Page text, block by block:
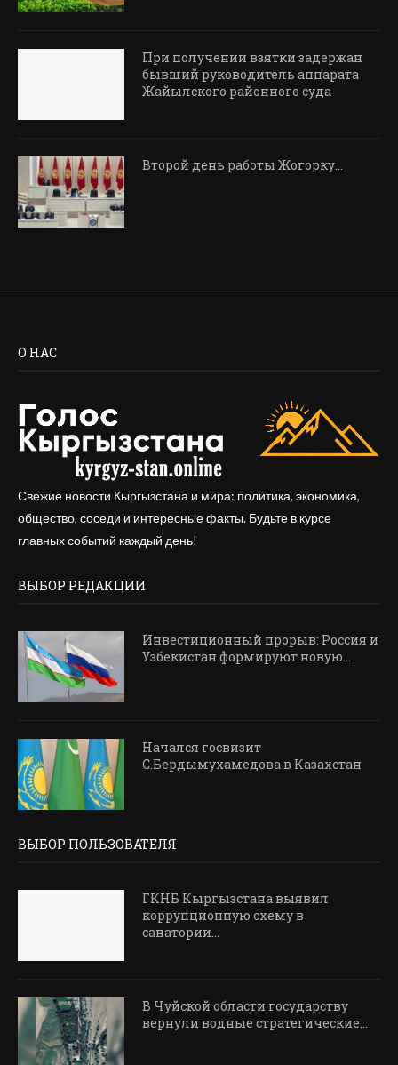
При получении взятки задержан
бывший руководитель аппарата
Жайылского районного суда
Второй день работы Жогорку…
О НАС
Свежие новости Кыргызстана и мира: политика, экономика,
общество, соседи и интересные факты. Будьте в курсе
главных событий каждый день!
ВЫБОР РЕДАКЦИИ
Инвестиционный прорыв: Россия и
Узбекистан формируют новую...
Начался госвизит
С.Бердымухамедова в Казахстан
ВЫБОР ПОЛЬЗОВАТЕЛЯ
ГКНБ Кыргызстана выявил
коррупционную схему в
санатории...
В Чуйской области государству
вернули водные стратегические...